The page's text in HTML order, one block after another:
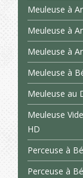
Meuleuse à
Meuleuse à
Meuleuse à
Meuleuse à
Meuleuse au
Meuleuse
HD
Perceuse à
Perceuse à